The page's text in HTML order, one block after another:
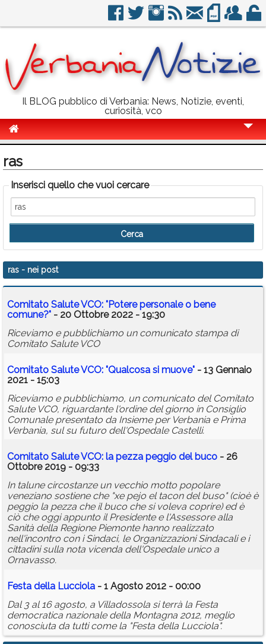
Il BLOG pubblico di Verbania: News, Notizie, eventi,
curiosità, vco
Politica
Sport
Eventi
Info Utili
Rubriche
Calendario
Annunci
ras
Inserisci quello che vuoi cercare
ras - nei post
Comitato Salute VCO: "Potere personale o bene
comune?" - 20 Ottobre 2022 - 19:30
Riceviamo e pubblichiamo un comunicato stampa di
Comitato Salute VCO
Comitato Salute VCO: "Qualcosa si muove" - 13 Gennaio
2021 - 15:03
Riceviamo e pubblichiamo, un comunicato del Comitato
Salute VCO, riguardante l'ordine del giorno in Consiglio
Comunale presentato da Insieme per Verbania e Prima
Verbania, sul su futuro dell'Ospedale Castelli.
Comitato Salute VCO: la pezza peggio del buco - 26
Ottobre 2019 - 09:33
In talune circostanze un vecchio motto popolare
veneziano sostiene che "xe pejo el tacon del buso" (cioè è
peggio la pezza che il buco che si voleva coprire) ed è
ciò che oggi appunto il Presidente e l'Assessore alla
Sanità della Regione Piemonte hanno realizzato
nell'incontro con i Sindaci, le Organizzazioni Sindacali e i
cittadini sulla nota vicenda dell'Ospedale unico a
Ornavasso.
Festa della Lucciola - 1 Agosto 2012 - 00:00
Dal 3 al 16 agosto, a Villadossola si terrà la Festa
democratica nazionale della Montagna 2012, meglio
conosciuta da tutti come la "Festa della Lucciola".